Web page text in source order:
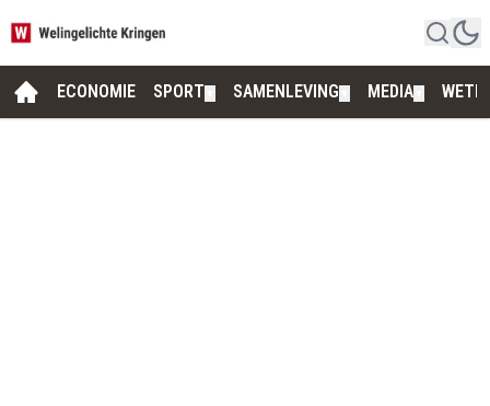
ECONOMIE SPORT SAMENLEVING MEDIA